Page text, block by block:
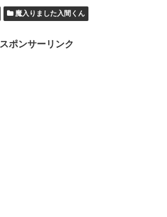
魔入りました入間くん
スポンサーリンク